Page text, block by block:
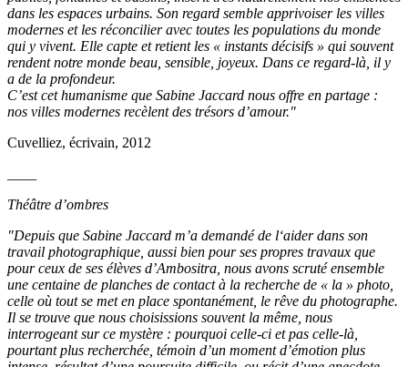
dans les espaces urbains. Son regard semble apprivoiser les villes
modernes et les réconcilier avec toutes les populations du monde
qui y vivent. Elle capte et retient les « instants décisifs » qui souvent
rendent notre monde beau, sensible, joyeux. Dans ce regard-là, il y
a de la profondeur.
C’est cet humanisme que Sabine Jaccard nous offre en partage :
nos villes modernes recèlent des trésors d’amour."
Cuvelliez, écrivain, 2012
Théâtre d’ombres
"Depuis que Sabine Jaccard m’a demandé de l‘aider dans son
travail photographique, aussi bien pour ses propres travaux que
pour ceux de ses élèves d’Ambositra, nous avons scruté ensemble
une centaine de planches de contact à la recherche de « la » photo,
celle où tout se met en place spontanément, le rêve du photographe.
Il se trouve que nous choisissions souvent la même, nous
interrogeant sur ce mystère : pourquoi celle-ci et pas celle-là,
pourtant plus recherchée, témoin d’un moment d’émotion plus